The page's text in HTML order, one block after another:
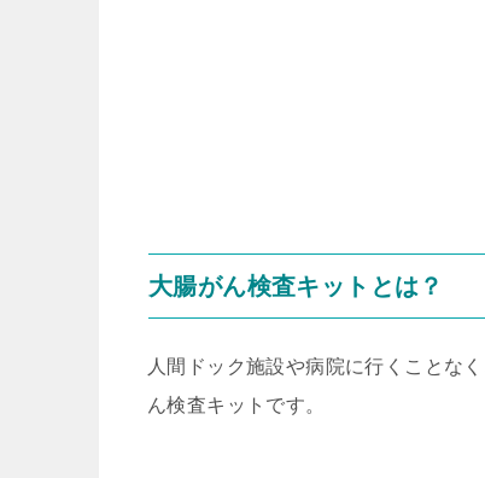
大腸がん検査キットとは？
人間ドック施設や病院に行くことなく
ん検査キットです。